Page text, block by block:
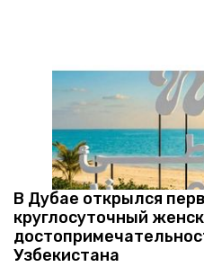
В Дубае открылся
круглосуточный
Узбекистана